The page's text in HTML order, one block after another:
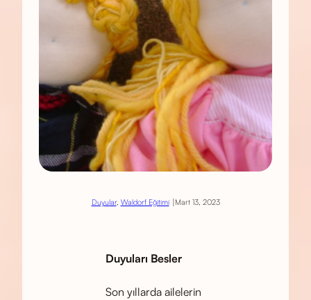
Duyular, Waldorf Eğitimi|Mart 13, 2023
Duyuları Besler
Son yıllarda ailelerin